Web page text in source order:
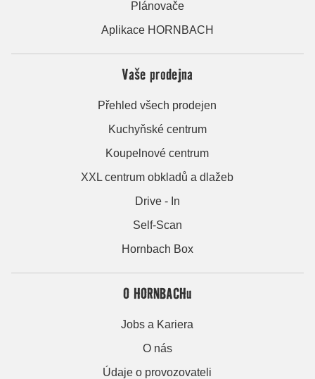
Plánovače
Aplikace HORNBACH
Vaše prodejna
Přehled všech prodejen
Kuchyňské centrum
Koupelnové centrum
XXL centrum obkladů a dlažeb
Drive - In
Self-Scan
Hornbach Box
O HORNBACHu
Jobs a Kariera
O nás
Údaje o provozovateli